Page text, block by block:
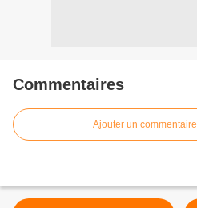
Commentaires
Ajouter un commentaire